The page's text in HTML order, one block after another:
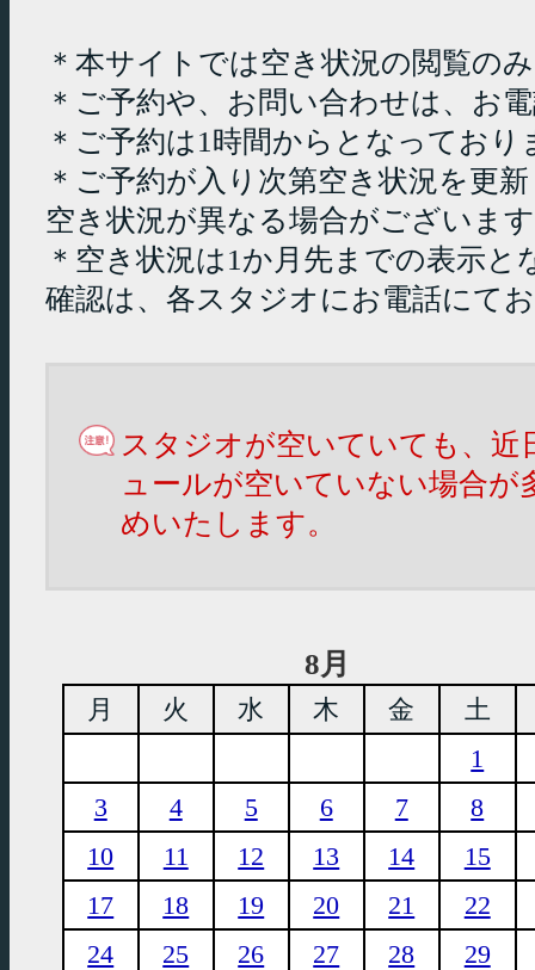
＊本サイトでは空き状況の閲覧の
＊ご予約や、お問い合わせは、お
＊ご予約は1時間からとなっており
＊ご予約が入り次第空き状況を更
空き状況が異なる場合がございま
＊空き状況は1か月先までの表示
確認は、各スタジオにお電話にて
スタジオが空いていても、
ュールが空いていない場合
めいたします。
8月
月 火 水 木 金
土
1
3
4 5 6 7
8
10
11 12 13 14
15
17
18 19 20 21
22
24
25 26 27 28
29